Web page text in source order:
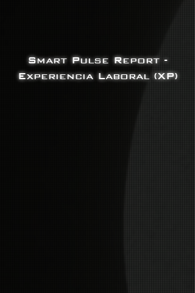
Smart Pulse Report -
Experiencia Laboral (XP)